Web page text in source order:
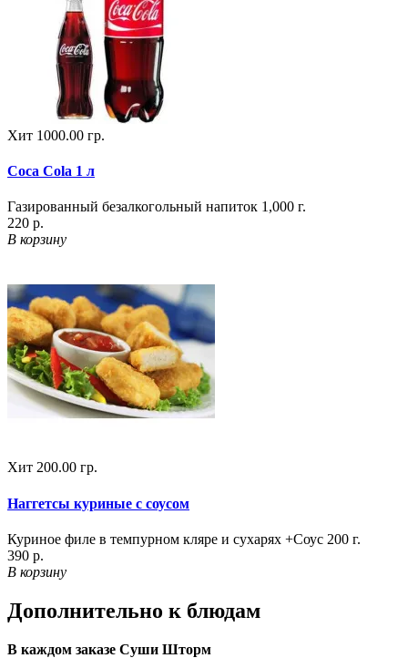
Хит 1000.00 гр.
Coca Cola 1 л
Газированный безалкогольный напиток 1,000 г.
220 р.
В корзину
Хит 200.00 гр.
Наггетсы куриные с соусом
Куриное филе в темпурном кляре и сухарях +Соус 200 г.
390 р.
В корзину
Дополнительно к блюдам
В каждом заказе Суши Шторм